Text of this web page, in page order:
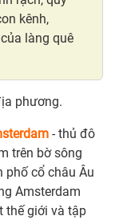
kênh,
làng quê
phương.
- thủ đô
trên bờ sông
phố cổ châu Âu
Amsterdam
thế giới và tập